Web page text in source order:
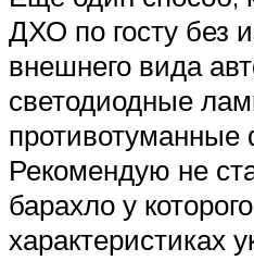
ДХО по госту без
внешнего вида
светодиодные
Рекомендую не
барахло у
характеристиках